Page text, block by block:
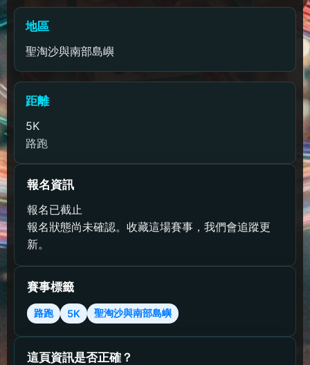
地區
聖淘沙與南部島嶼
距離
5K
路跑
報名資訊
報名已截止
報名狀態尚未確認。收藏這場賽事，我們會追蹤更
新。
賽事標籤
路跑 5K 聖淘沙與南部島嶼
這頁資訊是否正確？